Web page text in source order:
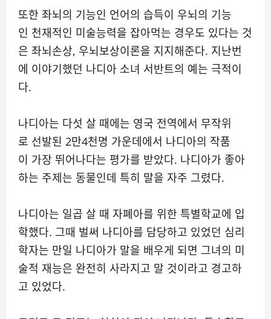
또한 좌뇌의 기능인 언어의 습득이 우뇌의 기능
인 천재적인 미술능력을 잡아먹는 경우도 있다는 것
은 좌뇌손상, 우뇌보상이론을 지지해준다. 지난번
에 이야기했던 나디아 소녀 서반트의 예는 극적이
다.
나디아는 다섯 살 때에는 영국 전역에서 무작위
로 선발된 2만4천명 가운데에서 나디아의 작품
이 가장 뛰어나다는 평가를 받았다. 나디아가 좋아
하는 주제는 동물인데 특히 말을 자주 그렸다.
나디아는 일곱 살 때 자폐아를 위한 특별학교에 입
학했다. 그때 벌써 나디아를 담당하고 있었던 심리
학자는 만일 나디아가 말을 배우게 되면 그녀의 미
술적 재능은 완전히 사라지고 말 것이라고 경고하
고 있었다.